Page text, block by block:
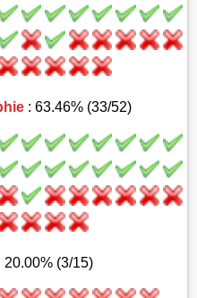
: 63.46% (33/52)
(3/15)